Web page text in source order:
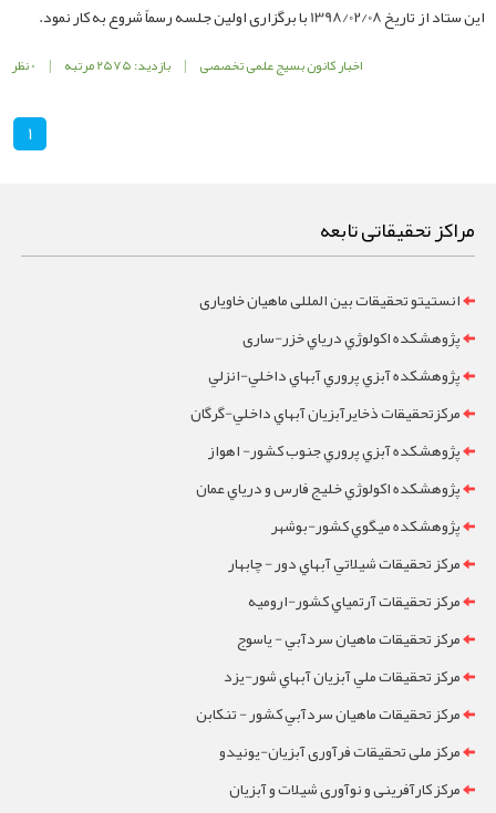
این ستاد از تاریخ 1398/02/08 با برگزاری اولین جلسه رسماً شروع به کار نمود.
اخبار کانون بسیج علمی تخصصی | بازدید: 2575 مرتبه | 0 نظر
1
مراکز تحقیقاتی تابعه
انستیتو تحقیقات بین المللی ماهیان خاویاری
پژوهشکده اکولوژي درياي خزر-ساری
پژوهشکده آبزي پروري آبهاي داخلي-انزلي
مرکزتحقيقات ذخايرآبزيان آبهاي داخلي-گرگان
پژوهشکده آبزي پروري جنوب کشور- اهواز
پژوهشکده اکولوژي خليج فارس و درياي عمان
پژوهشکده ميگوي کشور-بوشهر
مرکز تحقيقات شيلاتي آبهاي دور - چابهار
مرکز تحقيقات آرتمياي کشور-ارومیه
مرکز تحقيقات ماهيان سردآبي - ياسوج
مرکز تحقيقات ملي آبزيان آبهاي شور-یزد
مرکز تحقيقات ماهيان سردآبي کشور - تنکابن
مرکز ملی تحقیقات فرآوری آبزیان-یونیدو
مرکز کارآفرینی و نوآوری شیلات و آبزیان